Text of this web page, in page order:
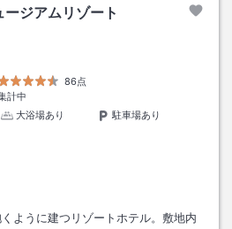
ジアムリゾート
86点
計中
大浴場あり
駐車場あり
ように建つリゾートホテル。敷地内